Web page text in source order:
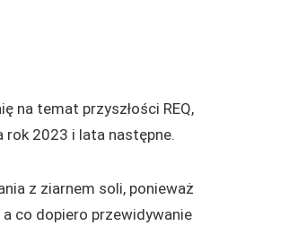
na temat przyszłości REQ,
rok 2023 i lata następne.
z ziarnem soli, ponieważ
co dopiero przewidywanie